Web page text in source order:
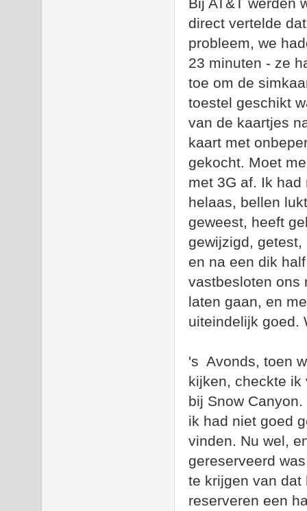
direct vertelde
probleem, we
23 minuten - ze
toe om de
toestel geschikt
van de kaartjes
kaart met
gekocht. Moet
met 3G af. Ik
helaas, bellen
geweest, heeft
gewijzigd,
en na een dik
vastbesloten ons
laten gaan, en
uiteindelijk goed.
's Avonds, toen
kijken, checkte ik
bij Snow
ik had niet goed
vinden. Nu wel,
gereserveerd
te krijgen van dat
reserveren een